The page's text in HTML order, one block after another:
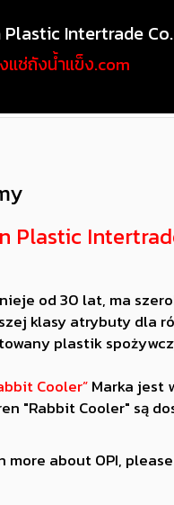
Plastic Intertrade
แช่ถังน้ำแข็ง.com
Plastic
od 30 lat, ma
klasy atrybuty dla
plastik
Cooler”Marka jest
"Rabbit Cooler" są
more about OPI,